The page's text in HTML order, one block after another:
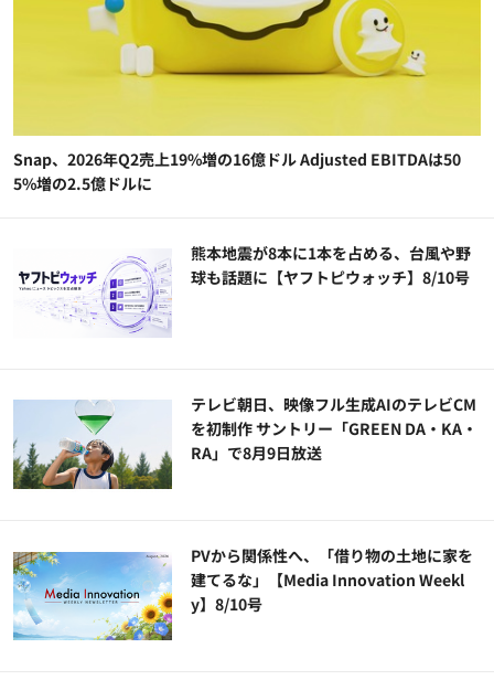
Snap、2026年Q2売上19%増の16億ドル Adjusted EBITDAは50
5%増の2.5億ドルに
熊本地震が8本に1本を占める、台風や野
球も話題に【ヤフトピウォッチ】8/10号
テレビ朝日、映像フル生成AIのテレビCM
を初制作 サントリー「GREEN DA・KA・
RA」で8月9日放送
PVから関係性へ、「借り物の土地に家を
建てるな」【Media Innovation Weekl
y】8/10号